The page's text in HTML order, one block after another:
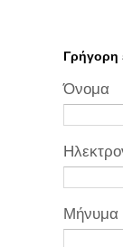
Γρήγορη
Όνομα
Μήνυμα